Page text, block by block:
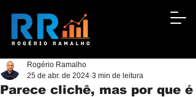
Parece clichê, mas por que é
Rogério Ramalho
25 de abr. de 2024 3 min de leitura